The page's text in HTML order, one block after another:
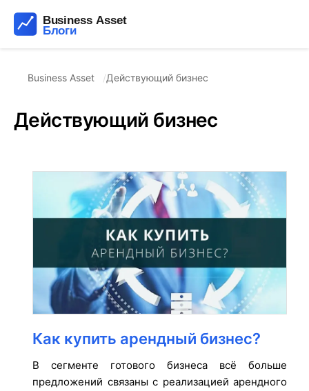
Business Asset Действующий бизнес
Действующий бизнес
Как купить арендный бизнес?
В сегменте готового бизнеса всё больше
предложений связаны с реализацией арендного